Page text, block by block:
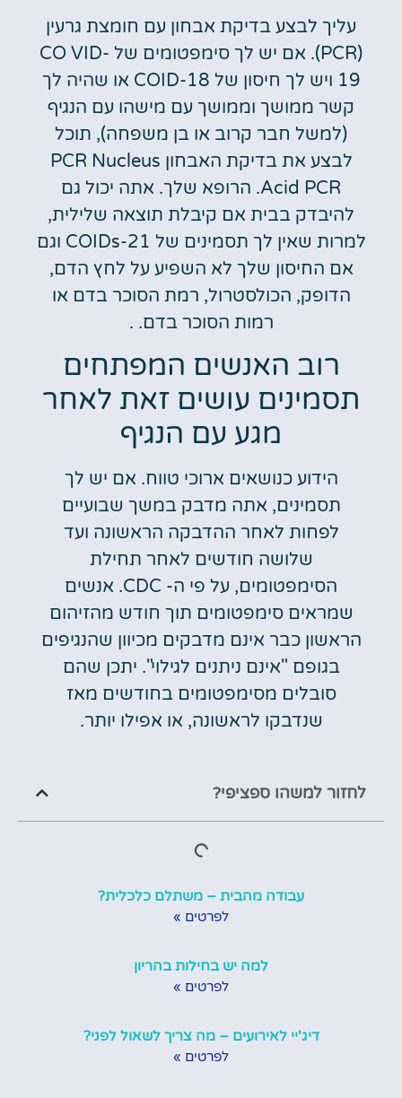
עליך לבצע בדיקת אבחון עם חומצת גרעין
(PCR). אם יש לך סימפטומים של CO VID-
19 ויש לך חיסון של COID-18 או שהיה לך
קשר ממושך וממושך עם מישהו עם הנגיף
(למשל חבר קרוב או בן משפחה), תוכל
לבצע את בדיקת האבחון PCR Nucleus
Acid PCR. הרופא שלך. אתה יכול גם
להיבדק בבית אם קיבלת תוצאה שלילית,
למרות שאין לך תסמינים של COIDs-21 וגם
אם החיסון שלך לא השפיע על לחץ הדם,
הדופק, הכולסטרול, רמת הסוכר בדם או
רמות הסוכר בדם. .
רוב האנשים המפתחים
תסמינים עושים זאת לאחר
מגע עם הנגיף
הידוע כנושאים ארוכי טווח. אם יש לך
תסמינים, אתה מדבק במשך שבועיים
לפחות לאחר ההדבקה הראשונה ועד
שלושה חודשים לאחר תחילת
הסימפטומים, על פי ה- CDC. אנשים
שמראים סימפטומים תוך חודש מהזיהום
הראשון כבר אינם מדבקים מכיוון שהנגיפים
בגופם "אינם ניתנים לגילוי". יתכן שהם
סובלים מסימפטומים בחודשים מאז
שנדבקו לראשונה, או אפילו יותר.
לחזור למשהו ספציפי?
עבודה מהבית – משתלם כלכלית?
לפרטים »
למה יש בחילות בהריון
לפרטים »
דיג'יי לאירועים – מה צריך לשאול לפני?
לפרטים »